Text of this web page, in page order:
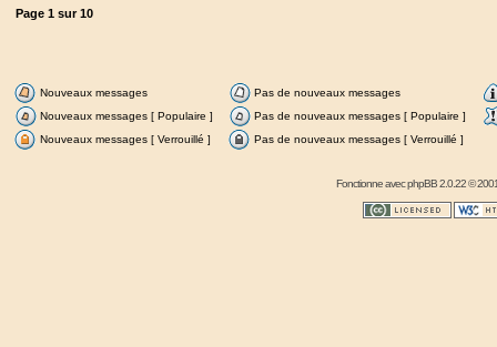
Page 1 sur10
Nouveaux messages
Pas de nouveaux messages
Nouveaux messages [ Populaire ]
Pas de nouveaux messages [ Populaire ]
Nouveaux messages [ Verrouillé ]
Pas de nouveaux messages [ Verrouillé ]
Fonctionne avecphpBB2.0.22 ©